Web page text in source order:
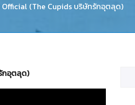
Official (The Cupids บริษัทรักอุตลุด)
กอุตลุด)